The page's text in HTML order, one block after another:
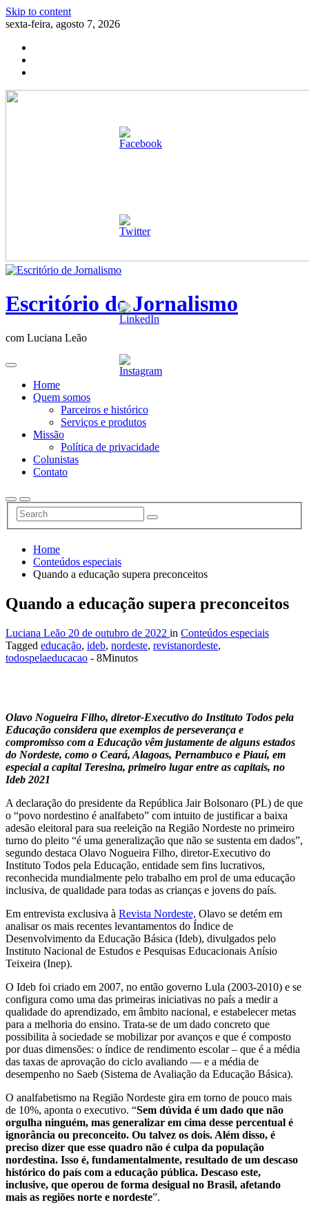
Skip to content
sexta-feira, agosto 7, 2026
Escritório de Jornalismo
com Luciana Leão
Home
Quem somos
Parceiros e histórico
Serviços e produtos
Missão
Política de privacidade
Colunistas
Contato
Home
Conteúdos especiais
Quando a educação supera preconceitos
Quando a educação supera preconceitos
Luciana Leão 20 de outubro de 2022 in Conteúdos especiais
Tagged educação, ideb, nordeste, revistanordeste,
todospelaeducacao - 8Minutos
Olavo Nogueira Filho, diretor-Executivo do Instituto Todos pela
Educação considera que exemplos de perseverança e
compromisso com a Educação vêm justamente de alguns estados
do Nordeste, como o Ceará, Alagoas, Pernambuco e Piauí, em
especial a capital Teresina, primeiro lugar entre as capitais, no
Ideb 2021
A declaração do presidente da República Jair Bolsonaro (PL) de que
o “povo nordestino é analfabeto” com intuito de justificar a baixa
adesão eleitoral para sua reeleição na Região Nordeste no primeiro
turno do pleito “é uma generalização que não se sustenta em dados”,
segundo destaca Olavo Nogueira Filho, diretor-Executivo do
Instituto Todos pela Educação, entidade sem fins lucrativos,
reconhecida mundialmente pelo trabalho em prol de uma educação
inclusiva, de qualidade para todas as crianças e jovens do país.
Em entrevista exclusiva à Revista Nordeste, Olavo se detém em
analisar os mais recentes levantamentos do Índice de
Desenvolvimento da Educação Básica (Ideb), divulgados pelo
Instituto Nacional de Estudos e Pesquisas Educacionais Anísio
Teixeira (Inep).
O Ideb foi criado em 2007, no então governo Lula (2003-2010) e se
configura como uma das primeiras iniciativas no país a medir a
qualidade do aprendizado, em âmbito nacional, e estabelecer metas
para a melhoria do ensino. Trata-se de um dado concreto que
possibilita à sociedade se mobilizar por avanços e que é composto
por duas dimensões: o índice de rendimento escolar – que é a média
das taxas de aprovação do ciclo avaliando — e a média de
desempenho no Saeb (Sistema de Avaliação da Educação Básica).
O analfabetismo na Região Nordeste gira em torno de pouco mais
de 10%, aponta o executivo. “Sem dúvida é um dado que não
orgulha ninguém, mas generalizar em cima desse percentual é
ignorância ou preconceito. Ou talvez os dois. Além disso, é
preciso dizer que esse quadro não é culpa da população
nordestina. Isso é, fundamentalmente, resultado de um descaso
histórico do país com a educação pública. Descaso este,
inclusive, que operou de forma desigual no Brasil, afetando
mais as regiões norte e nordeste”.